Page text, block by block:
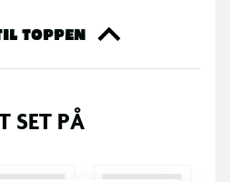
naturvidenskabelige
bruges til en komplet
pulver, citronsyre, natron m.m.
på egen hånd.
TOPPEN
SET PÅ